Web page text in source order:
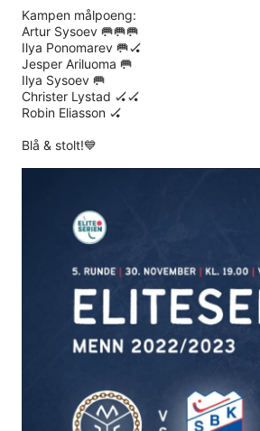
Kampen målpoeng:
Artur Sysoev 🥅🥅🥅
Ilya Ponomarev 🥅🏑
Jesper Ariluoma 🥅
Ilya Sysoev 🥅
Christer Lystad 🏑🏑
Robin Eliasson 🏑
Blå & stolt!💙